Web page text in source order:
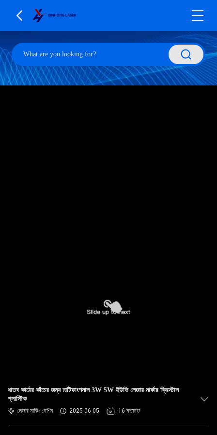
ধাতব কাঠের কাঁচের জন্য মাল্টিফাংশনাল 3W 5W ইউভি লেজার মার্কার ক্রিস্টাল
প্লাস্টিক
লেজার মার্কিং মেশিন 2025-06-05 16 মতামত